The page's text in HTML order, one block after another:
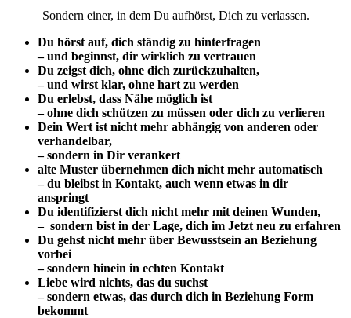
Sondern einer, in dem Du aufhörst, Dich zu verlassen.
Du hörst auf, dich ständig zu hinterfragen
– und beginnst, dir wirklich zu vertrauen
Du zeigst dich, ohne dich zurückzuhalten,
– und wirst klar, ohne hart zu werden
Du erlebst, dass Nähe möglich ist
– ohne dich schützen zu müssen oder dich zu verlieren
Dein Wert ist nicht mehr abhängig von anderen oder
verhandelbar,
– sondern in Dir verankert
alte Muster übernehmen dich nicht mehr automatisch
– du bleibst in Kontakt, auch wenn etwas in dir
anspringt
Du identifizierst dich nicht mehr mit deinen Wunden,
– sondern bist in der Lage, dich im Jetzt neu zu erfahren
Du gehst nicht mehr über Bewusstsein an Beziehung
vorbei
– sondern hinein in echten Kontakt
Liebe wird nichts, das du suchst
– sondern etwas, das durch dich in Beziehung Form
bekommt